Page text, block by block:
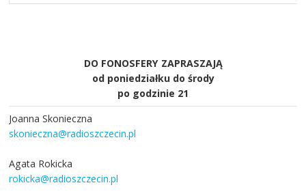
DO FONOSFERY ZAPRASZAJĄ
od poniedziałku do środy
po godzinie 21
Joanna Skonieczna
skonieczna@radioszczecin.pl
Agata Rokicka
rokicka@radioszczecin.pl